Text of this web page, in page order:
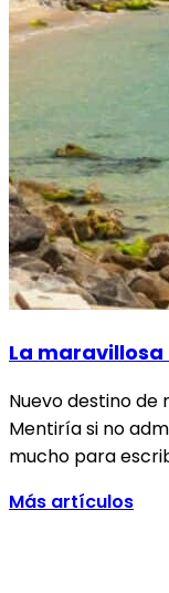
La
Nuevo destino de
Mentiría si no
mucho para
Más artículos